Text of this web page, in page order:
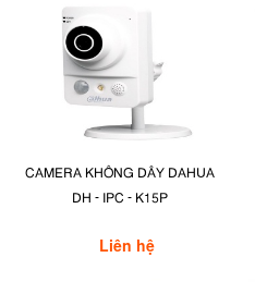
CAMERA KHÔNG DÂY DAHUA
DH - IPC - K15P
Liên hệ